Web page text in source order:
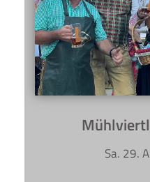
Sa. 29.